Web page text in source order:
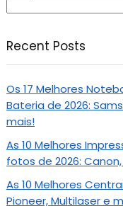
Recent Posts
Os 17 Melhores
Bateria de 2026:
mais!
As 10 Melhores
fotos de 2026:
As 10 Melhores
Pioneer, Multilaser e